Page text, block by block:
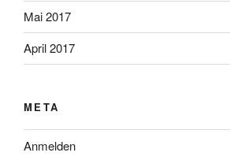
Mai 2017
April 2017
META
Anmelden